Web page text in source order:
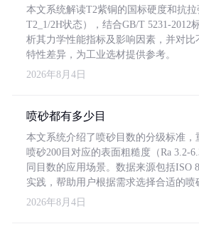
本文系统解读T2紫铜的国标硬度和抗拉
T2_1/2H状态），结合GB/T 5231-2012
析其力学性能指标及影响因素，并对比
特性差异，为工业选材提供参考。
2026年8月4日
喷砂都有多少目
本文系统介绍了喷砂目数的分级标准，
喷砂200目对应的表面粗糙度（Ra 3.2-
同目数的应用场景。数据来源包括ISO
实践，帮助用户根据需求选择合适的喷
2026年8月4日